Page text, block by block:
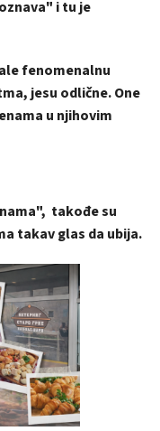
i tu je
fenomenalnu
jesu odlične. One
u njihovim
takođe su
takav glas da ubija.